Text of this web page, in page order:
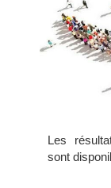
Les
sont